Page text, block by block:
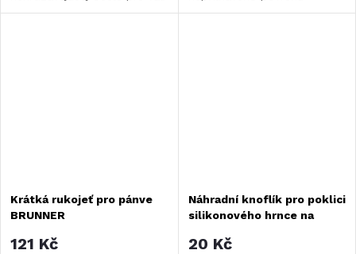
karavan alebo obytný
vhodné do domácnosti, na
Krátká rukojeť pro pánve
BRUNNER
121 Kč
Náhradní knoflík pro poklici
silikonového hrnce na
20 Kč